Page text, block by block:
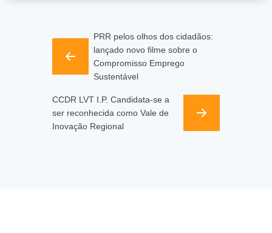
PRR pelos olhos dos cidadãos:
lançado novo filme sobre o
Compromisso Emprego
Sustentável
CCDR LVT I.P. Candidata-se a
ser reconhecida como Vale de
Inovação Regional